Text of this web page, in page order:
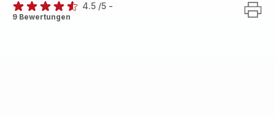
ratings.4.5
4.5 /5 -
9 Bewertungen